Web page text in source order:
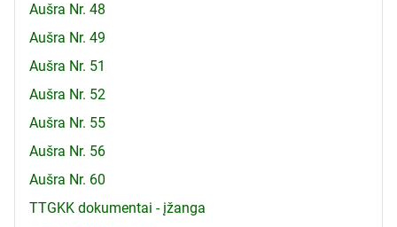
Aušra Nr. 48
Aušra Nr. 49
Aušra Nr. 51
Aušra Nr. 52
Aušra Nr. 55
Aušra Nr. 56
Aušra Nr. 60
TTGKK dokumentai - įžanga